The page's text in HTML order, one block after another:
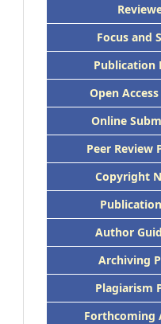
Focus and
Publication
Open
Online
Peer Review
Copyright
Publication
Author
Archiving
Plagiarism
Forthcoming